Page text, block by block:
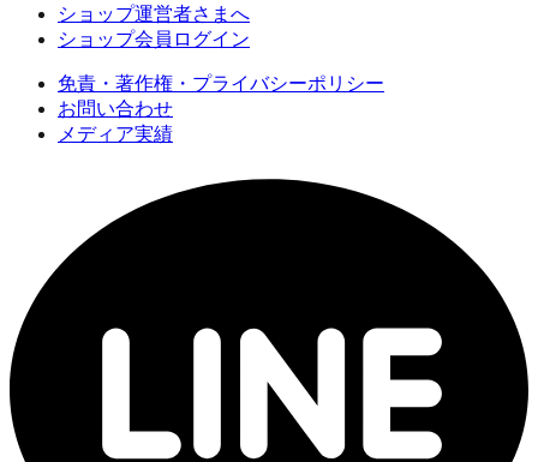
ショップ運営者さまへ
ショップ会員ログイン
免責・著作権・プライバシーポリシー
お問い合わせ
メディア実績